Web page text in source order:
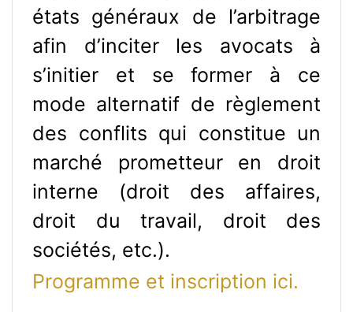
états généraux de l’arbitrage
afin d’inciter les avocats à
s’initier et se former à ce
mode alternatif de règlement
des conflits qui constitue un
marché prometteur en droit
interne (droit des affaires,
droit du travail, droit des
sociétés, etc.).
Programme et inscription ici.